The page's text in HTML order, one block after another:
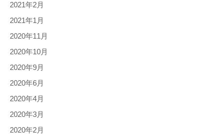
2021年2月
2021年1月
2020年11月
2020年10月
2020年9月
2020年6月
2020年4月
2020年3月
2020年2月